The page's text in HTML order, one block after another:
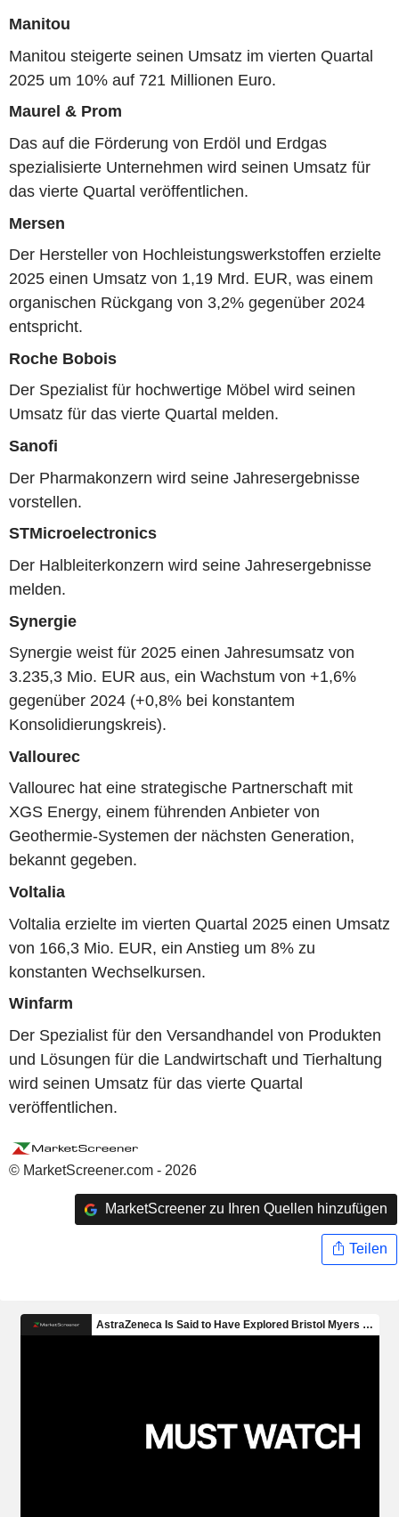
Manitou
Manitou steigerte seinen Umsatz im vierten Quartal
2025 um 10% auf 721 Millionen Euro.
Maurel & Prom
Das auf die Förderung von Erdöl und Erdgas
spezialisierte Unternehmen wird seinen Umsatz für
das vierte Quartal veröffentlichen.
Mersen
Der Hersteller von Hochleistungswerkstoffen erzielte
2025 einen Umsatz von 1,19 Mrd. EUR, was einem
organischen Rückgang von 3,2% gegenüber 2024
entspricht.
Roche Bobois
Der Spezialist für hochwertige Möbel wird seinen
Umsatz für das vierte Quartal melden.
Sanofi
Der Pharmakonzern wird seine Jahresergebnisse
vorstellen.
STMicroelectronics
Der Halbleiterkonzern wird seine Jahresergebnisse
melden.
Synergie
Synergie weist für 2025 einen Jahresumsatz von
3.235,3 Mio. EUR aus, ein Wachstum von +1,6%
gegenüber 2024 (+0,8% bei konstantem
Konsolidierungskreis).
Vallourec
Vallourec hat eine strategische Partnerschaft mit
XGS Energy, einem führenden Anbieter von
Geothermie-Systemen der nächsten Generation,
bekannt gegeben.
Voltalia
Voltalia erzielte im vierten Quartal 2025 einen Umsatz
von 166,3 Mio. EUR, ein Anstieg um 8% zu
konstanten Wechselkursen.
Winfarm
Der Spezialist für den Versandhandel von Produkten
und Lösungen für die Landwirtschaft und Tierhaltung
wird seinen Umsatz für das vierte Quartal
veröffentlichen.
© MarketScreener.com - 2026
MarketScreener zu Ihren Quellen hinzufügen
Teilen